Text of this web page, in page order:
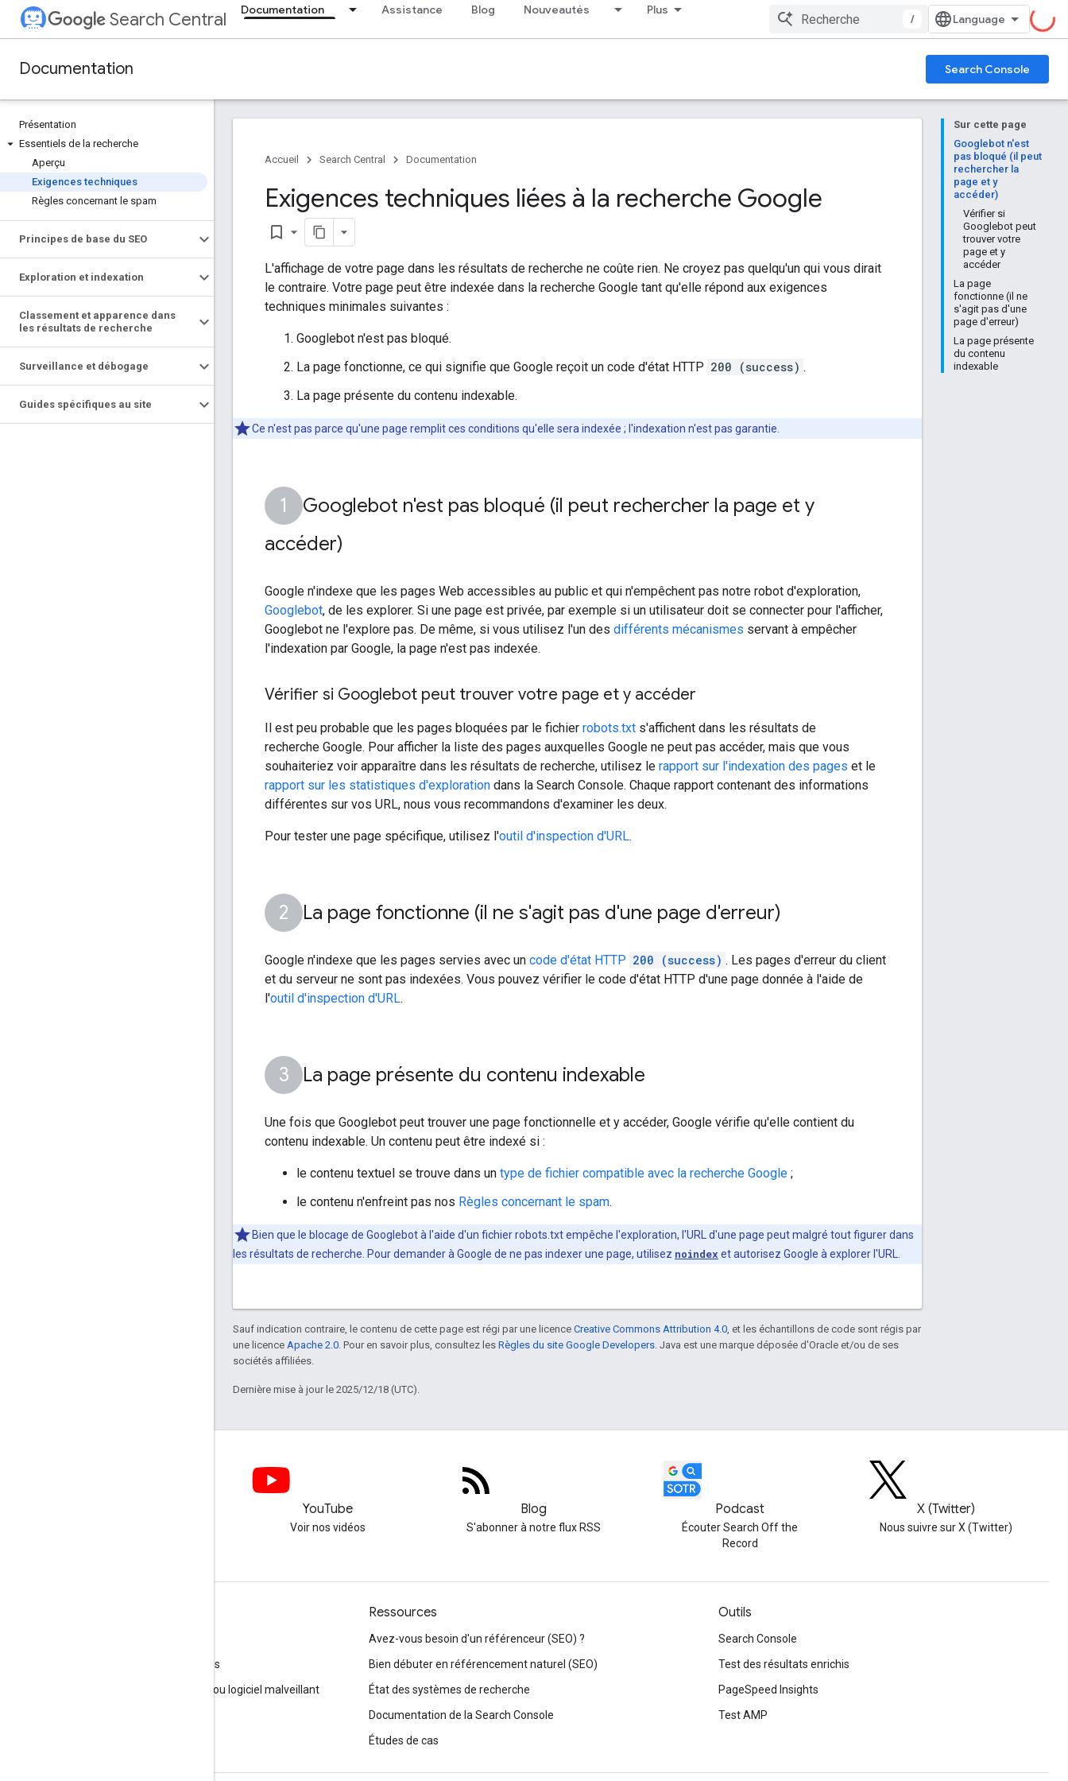
Search Central Documentation Assistance Blog Nouveautés Plus
/
Documentation Search Console
Présentation
Essentiels de la recherche
Aperçu
Exigences techniques
Règles concernant le spam
Principes de base du SEO
Exploration et indexation
Classement et apparence dans
les résultats de recherche
Surveillance et débogage
Guides spécifiques au site
Sur cette page
Googlebot n'est
pas bloqué (il peut
rechercher la
page et y
accéder)
Vérifier si
Googlebot peut
trouver votre
page et y
accéder
La page
fonctionne (il ne
s'agit pas d'une
page d'erreur)
La page présente
du contenu
indexable
Accueil Search Central Documentation
Exigences techniques liées à la recherche Google
bookmark_border
L'affichage de votre page dans les résultats de recherche ne coûte rien. Ne croyez pas quelqu'un qui vous dirait
le contraire. Votre page peut être indexée dans la recherche Google tant qu'elle répond aux exigences
techniques minimales suivantes :
Googlebot n'est pas bloqué.
La page fonctionne, ce qui signifie que Google reçoit un code d'état HTTP 200 (success) .
La page présente du contenu indexable.
Ce n'est pas parce qu'une page remplit ces conditions qu'elle sera indexée ; l'indexation n'est pas garantie.
Googlebot n'est pas bloqué (il peut rechercher la page et y
accéder)
Google n'indexe que les pages Web accessibles au public et qui n'empêchent pas notre robot d'exploration,
Googlebot, de les explorer. Si une page est privée, par exemple si un utilisateur doit se connecter pour l'afficher,
Googlebot ne l'explore pas. De même, si vous utilisez l'un des différents mécanismes servant à empêcher
l'indexation par Google, la page n'est pas indexée.
Vérifier si Googlebot peut trouver votre page et y accéder
Il est peu probable que les pages bloquées par le fichier robots.txt s'affichent dans les résultats de
recherche Google. Pour afficher la liste des pages auxquelles Google ne peut pas accéder, mais que vous
souhaiteriez voir apparaître dans les résultats de recherche, utilisez le rapport sur l'indexation des pages et le
rapport sur les statistiques d'exploration dans la Search Console. Chaque rapport contenant des informations
différentes sur vos URL, nous vous recommandons d'examiner les deux.
Pour tester une page spécifique, utilisez l'outil d'inspection d'URL.
La page fonctionne (il ne s'agit pas d'une page d'erreur)
Google n'indexe que les pages servies avec un code d'état HTTP 200 (success) . Les pages d'erreur du client
et du serveur ne sont pas indexées. Vous pouvez vérifier le code d'état HTTP d'une page donnée à l'aide de
l'outil d'inspection d'URL.
La page présente du contenu indexable
Une fois que Googlebot peut trouver une page fonctionnelle et y accéder, Google vérifie qu'elle contient du
contenu indexable. Un contenu peut être indexé si :
le contenu textuel se trouve dans un type de fichier compatible avec la recherche Google ;
le contenu n'enfreint pas nos Règles concernant le spam.
Bien que le blocage de Googlebot à l'aide d'un fichier robots.txt empêche l'exploration, l'URL d'une page peut malgré tout figurer dans
les résultats de recherche. Pour demander à Google de ne pas indexer une page, utilisez noindex et autorisez Google à explorer l'URL.
Sauf indication contraire, le contenu de cette page est régi par une licence Creative Commons Attribution 4.0 , et les échantillons de code sont régis par
une licence Apache 2.0 . Pour en savoir plus, consultez les Règles du site Google Developers . Java est une marque déposée d'Oracle et/ou de ses
sociétés affiliées.
Dernière mise à jour le 2025/12/18 (UTC).
YouTube
Voir nos vidéos
Blog
S'abonner à notre flux RSS
Podcast
Écouter Search Off the
Record
X (Twitter)
Nous suivre sur X (Twitter)
Envoyer une question aux permanences
Signaler comme spam, hameçonnage ou logiciel malveillant
Ressources
Avez-vous besoin d'un référenceur (SEO) ?
Bien débuter en référencement naturel (SEO)
État des systèmes de recherche
Documentation de la Search Console
Études de cas
Outils
Search Console
Test des résultats enrichis
PageSpeed Insights
Test AMP